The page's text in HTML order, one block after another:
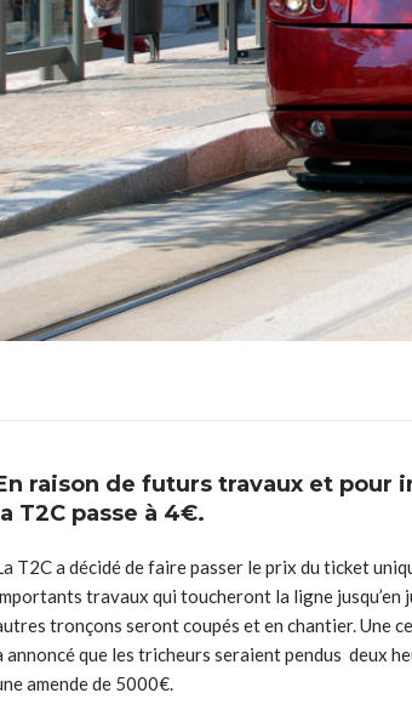
raison de futurs travaux et pour
la T2C passe à 4€.
T2C a décidé de faire passer le prix du ticket
travaux qui toucheront la ligne jusqu’en
tronçons seront coupés et en chantier. Une
annoncé que les tricheurs seraient pendus deux
amende de 5000€.